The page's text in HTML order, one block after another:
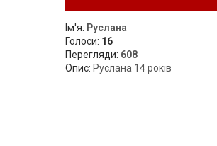
Ім'я: Руслана
Голоси: 16
Перегляди: 608
Опис: Руслана 14 років